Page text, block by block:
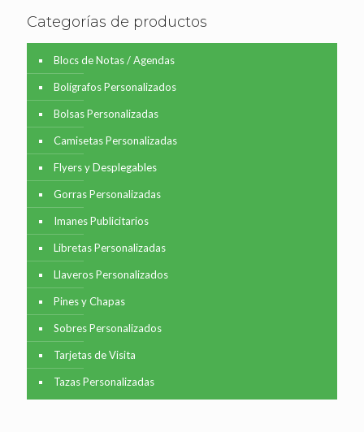
Categorías de productos
Blocs de Notas / Agendas
Bolígrafos Personalizados
Bolsas Personalizadas
Camisetas Personalizadas
Flyers y Desplegables
Gorras Personalizadas
Imanes Publicitarios
Libretas Personalizadas
Llaveros Personalizados
Pines y Chapas
Sobres Personalizados
Tarjetas de Visita
Tazas Personalizadas